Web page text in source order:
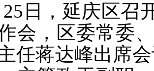
25日，延庆区召
会，区委常委
任蒋达峰出席